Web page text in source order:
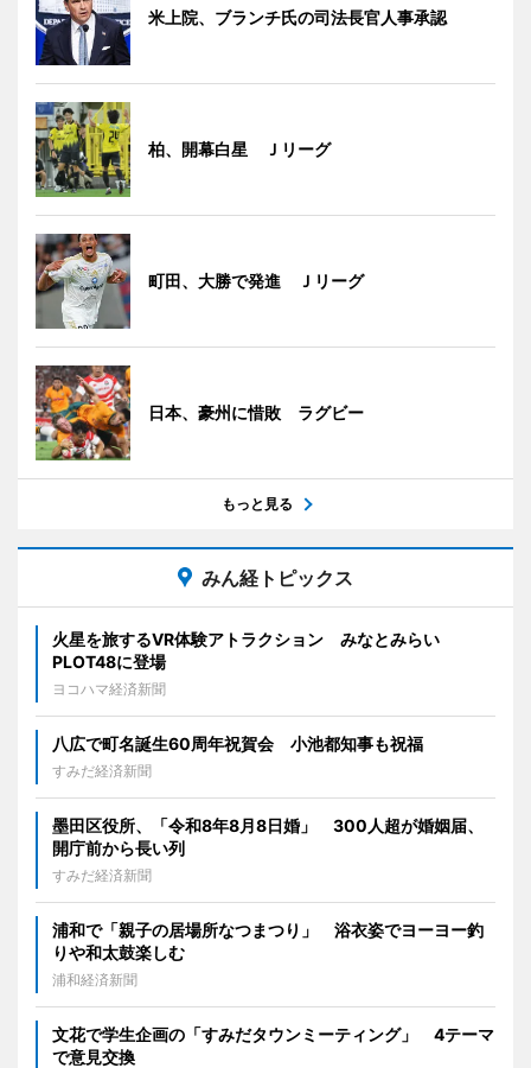
米上院、ブランチ氏の司法長官人事承認
柏、開幕白星 Ｊリーグ
町田、大勝で発進 Ｊリーグ
日本、豪州に惜敗 ラグビー
もっと見る
みん経トピックス
火星を旅するVR体験アトラクション みなとみらい
PLOT48に登場
ヨコハマ経済新聞
八広で町名誕生60周年祝賀会 小池都知事も祝福
すみだ経済新聞
墨田区役所、「令和8年8月8日婚」 300人超が婚姻届、
開庁前から長い列
すみだ経済新聞
浦和で「親子の居場所なつまつり」 浴衣姿でヨーヨー釣
りや和太鼓楽しむ
浦和経済新聞
文花で学生企画の「すみだタウンミーティング」 4テーマ
で意見交換